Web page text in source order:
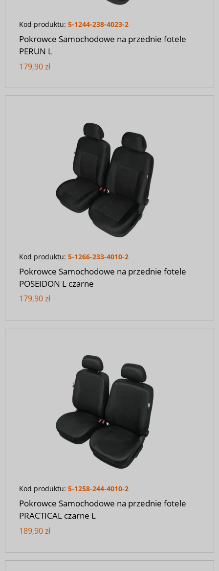
Kod produktu: 5-1244-238-4023-2
Pokrowce Samochodowe na przednie fotele
PERUN L
179,90 zł
Kod produktu: 5-1266-233-4010-2
Pokrowce Samochodowe na przednie fotele
POSEIDON L czarne
179,90 zł
Kod produktu: 5-1258-244-4010-2
Pokrowce Samochodowe na przednie fotele
PRACTICAL czarne L
189,90 zł